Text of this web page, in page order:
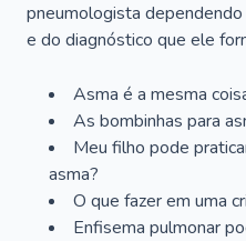
pneumologista
e do diagnóstico que ele
Asma é a mesma
As bombinhas para
Meu filho pode
asma?
O que fazer em uma
Enfisema pulmonar